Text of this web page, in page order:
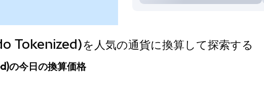
を人気の通貨に換算して探索する
の今日の換算価格